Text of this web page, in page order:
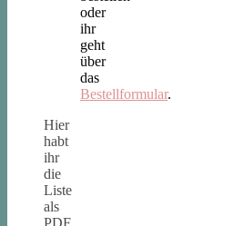
oder
ihr
geht
über
das
Bestellformular.
Hier
habt
ihr
die
Liste
als